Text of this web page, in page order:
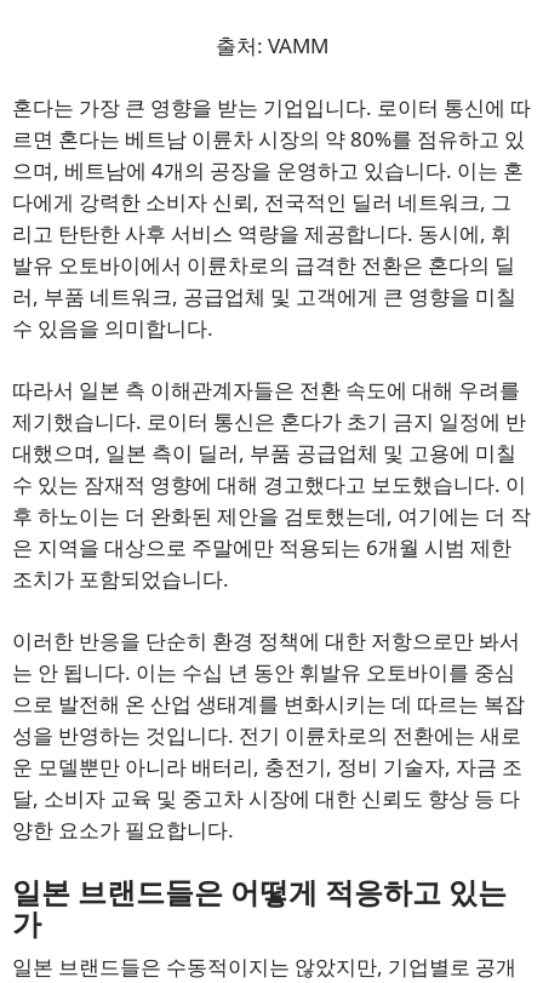
출처: VAMM
혼다는 가장 큰 영향을 받는 기업입니다. 로이터 통신에 따
르면 혼다는 베트남 이륜차 시장의 약 80%를 점유하고 있
으며, 베트남에 4개의 공장을 운영하고 있습니다. 이는 혼
다에게 강력한 소비자 신뢰, 전국적인 딜러 네트워크, 그
리고 탄탄한 사후 서비스 역량을 제공합니다. 동시에, 휘
발유 오토바이에서 이륜차로의 급격한 전환은 혼다의 딜
러, 부품 네트워크, 공급업체 및 고객에게 큰 영향을 미칠
수 있음을 의미합니다.
따라서 일본 측 이해관계자들은 전환 속도에 대해 우려를
제기했습니다. 로이터 통신은 혼다가 초기 금지 일정에 반
대했으며, 일본 측이 딜러, 부품 공급업체 및 고용에 미칠
수 있는 잠재적 영향에 대해 경고했다고 보도했습니다. 이
후 하노이는 더 완화된 제안을 검토했는데, 여기에는 더 작
은 지역을 대상으로 주말에만 적용되는 6개월 시범 제한
조치가 포함되었습니다.
이러한 반응을 단순히 환경 정책에 대한 저항으로만 봐서
는 안 됩니다. 이는 수십 년 동안 휘발유 오토바이를 중심
으로 발전해 온 산업 생태계를 변화시키는 데 따르는 복잡
성을 반영하는 것입니다. 전기 이륜차로의 전환에는 새로
운 모델뿐만 아니라 배터리, 충전기, 정비 기술자, 자금 조
달, 소비자 교육 및 중고차 시장에 대한 신뢰도 향상 등 다
양한 요소가 필요합니다.
일본 브랜드들은 어떻게 적응하고 있는
가
일본 브랜드들은 수동적이지는 않았지만, 기업별로 공개